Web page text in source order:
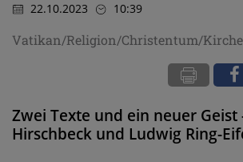
22.10.2023 10:39
Vatikan/Religion/Christentum/
Zwei Texte und ein neuer Geist
Hirschbeck und Ludwig Ring-